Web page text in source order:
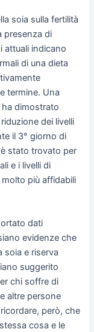
soia sulla fertilità
presenza di
attuali indicano
di una dieta
termine. Una
ha dimostrato
dei livelli
il 3° giorno di
stato trovato per
e i livelli di
più affidabili
dati
evidenze che
soia e riserva
suggerito
chi soffre di
altre persone
però, che
cosa e le